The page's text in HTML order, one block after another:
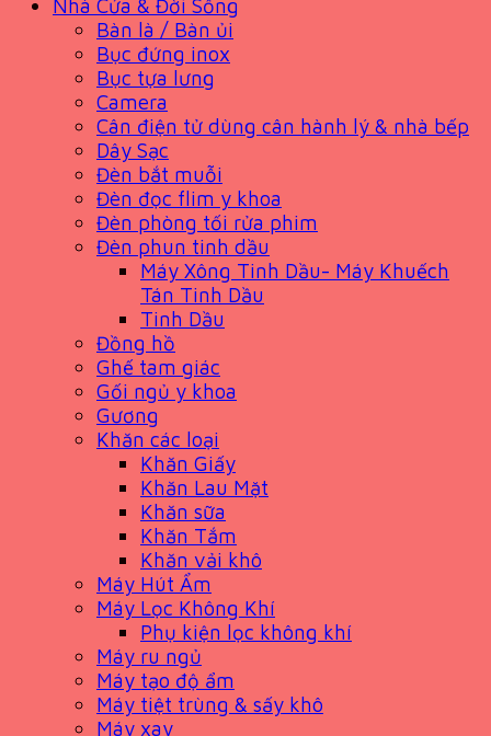
Nhà Cửa & Đời Sống
Bàn là / Bàn ủi
Bục đứng inox
Bục tựa lưng
Camera
Cân điện tử dùng cân hành lý & nhà bếp
Dây Sạc
Đèn bắt muỗi
Đèn đọc flim y khoa
Đèn phòng tối rửa phim
Đèn phun tinh dầu
Máy Xông Tinh Dầu- Máy Khuếch
Tán Tinh Dầu
Tinh Dầu
Đồng hồ
Ghế tam giác
Gối ngủ y khoa
Gương
Khăn các loại
Khăn Giấy
Khăn Lau Mặt
Khăn sữa
Khăn Tắm
Khăn vải khô
Máy Hút Ẩm
Máy Lọc Không Khí
Phụ kiện lọc không khí
Máy ru ngủ
Máy tạo độ ẩm
Máy tiệt trùng & sấy khô
Máy xay